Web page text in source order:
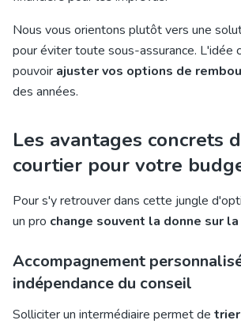
Nous vous orientons plutôt vers une
pour éviter toute sous-assurance. L'idée
pouvoir ajuster vos options de
des années.
Les avantages concrets
courtier pour votre
Pour s'y retrouver dans cette jungle
un pro change souvent la donne sur
Accompagnement
indépendance du conseil
Solliciter un intermédiaire permet de